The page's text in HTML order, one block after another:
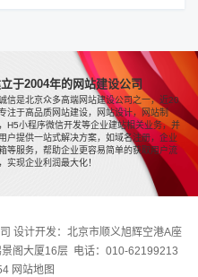
于2004年的网站建设公司
信是北京众多高端网站建设公司之一，近20
注于高品质网站建设，网站设计，网站制
H5小程序微信开发等企业建站相关业务，并
户提供一站式解决方案，如域名注册，企业
等服务，帮助企业更容易简单的获取用户流
实现企业利润最大化！
设计开发：北京市顺义旭辉空港A座
阁大厦16层 电话：010-62199213
网站地图